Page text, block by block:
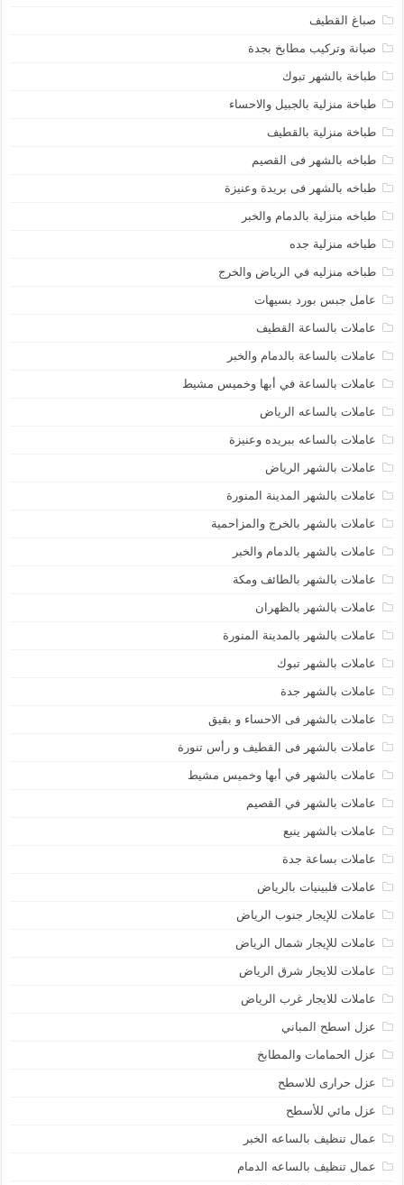
صباغ القطيف
صيانة وتركيب مطابخ بجدة
طباخة بالشهر تبوك
طباخة منزلية بالجبيل والاحساء
طباخة منزلية بالقطيف
طباخه بالشهر فى القصيم
طباخه بالشهر فى بريدة وعنيزة
طباخه منزلية بالدمام والخبر
طباخه منزلية جده
طباخه منزليه في الرياض والخرج
عامل جبس بورد بسيهات
عاملات بالساعة القطيف
عاملات بالساعة بالدمام والخبر
عاملات بالساعة في أبها وخميس مشيط
عاملات بالساعه الرياض
عاملات بالساعه ببريده وعنيزة
عاملات بالشهر الرياض
عاملات بالشهر المدينة المنورة
عاملات بالشهر بالخرج والمزاحمية
عاملات بالشهر بالدمام والخبر
عاملات بالشهر بالطائف ومكة
عاملات بالشهر بالظهران
عاملات بالشهر بالمدينة المنورة
عاملات بالشهر تبوك
عاملات بالشهر جدة
عاملات بالشهر فى الاحساء و بقيق
عاملات بالشهر فى القطيف و رأس تنورة
عاملات بالشهر في أبها وخميس مشيط
عاملات بالشهر في القصيم
عاملات بالشهر ينبع
عاملات بساعة جدة
عاملات فلبينيات بالرياض
عاملات للإيجار جنوب الرياض
عاملات للإيجار شمال الرياض
عاملات للايجار شرق الرياض
عاملات للايجار غرب الرياض
عزل اسطح المباني
عزل الحمامات والمطابخ
عزل حرارى للاسطح
عزل مائي للأسطح
عمال تنظيف بالساعه الخبر
عمال تنظيف بالساعه الدمام